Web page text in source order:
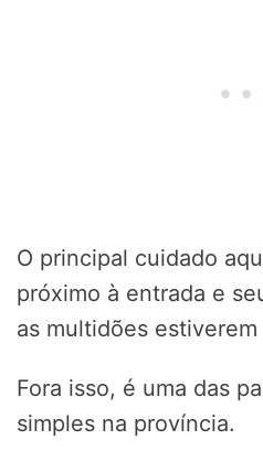
O principal cuidado
próximo à entrada e
as multidões estiverem
Fora isso, é uma das
simples na província.